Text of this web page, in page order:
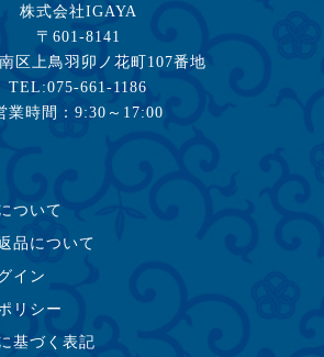
株式会社IGAYA
〒601-8141
区上鳥羽卯ノ花町107番地
TEL:075-661-1186
業時間：9:30～17:00
ついて
品について
イン
リシー
基づく表記